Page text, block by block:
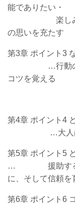
能でありたい・
楽しみたい
の思いを充たす
第3章 ポイント3
…行動の理由
コツを覚える
第4章 ポイント4
…大人はガイ
第5章 ポイント5
… 援助するこ
に、そして信頼を
第6章 ポイント6